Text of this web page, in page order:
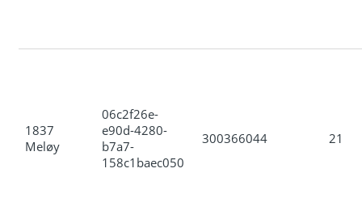
1837
Meløy
06c2f26e-
e90d-4280-
b7a7-
158c1baec050
300366044 21